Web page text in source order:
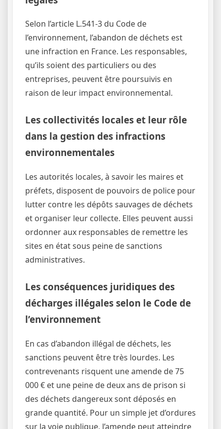
Selon l’article L.541-3 du Code de
l’environnement, l’abandon de déchets est
une infraction en France. Les responsables,
qu’ils soient des particuliers ou des
entreprises, peuvent être poursuivis en
raison de leur impact environnemental.
Les collectivités locales et leur rôle
dans la gestion des infractions
environnementales
Les autorités locales, à savoir les maires et
préfets, disposent de pouvoirs de police pour
lutter contre les dépôts sauvages de déchets
et organiser leur collecte. Elles peuvent aussi
ordonner aux responsables de remettre les
sites en état sous peine de sanctions
administratives.
Les conséquences juridiques des
décharges illégales selon le Code de
l’environnement
En cas d’abandon illégal de déchets, les
sanctions peuvent être très lourdes. Les
contrevenants risquent une amende de 75
000 € et une peine de deux ans de prison si
des déchets dangereux sont déposés en
grande quantité. Pour un simple jet d’ordures
sur la voie publique, l’amende peut atteindre